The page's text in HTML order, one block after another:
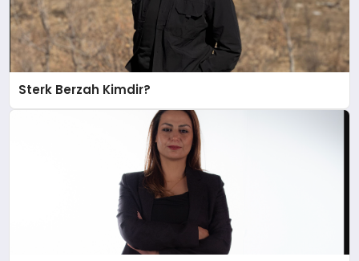
Sterk Berzah Kimdir?